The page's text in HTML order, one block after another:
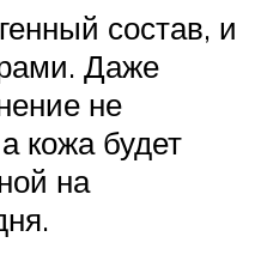
состав, и
Даже
не
кожа будет
на